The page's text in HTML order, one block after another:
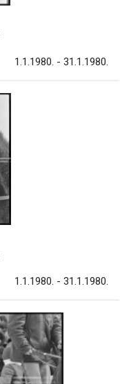
1.1.1980. - 31.1.1980.
1.1.1980. - 31.1.1980.